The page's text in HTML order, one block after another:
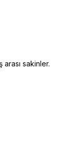
arası sakinler.